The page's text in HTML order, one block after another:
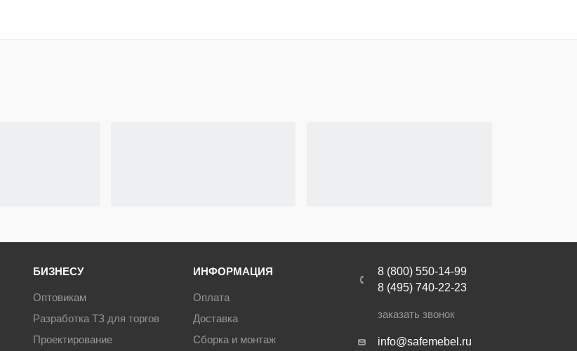
БИЗНЕСУ
Оптовикам
Разработка ТЗ для торгов
Проектирование
ИНФОРМАЦИЯ
Оплата
Доставка
Сборка и монтаж
8 (800) 550-14-99
8 (495) 740-22-23
заказать звонок
info@safemebel.ru